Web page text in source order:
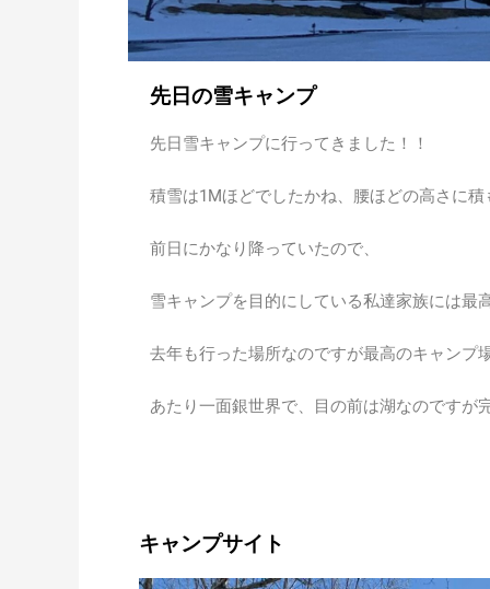
先日の雪キャンプ
先日雪キャンプに行ってきました！！
積雪は1Mほどでしたかね、腰ほどの高さに
前日にかなり降っていたので、
雪キャンプを目的にしている私達家族には最
去年も行った場所なのですが最高のキャンプ
あたり一面銀世界で、目の前は湖なのですが
キャンプサイト